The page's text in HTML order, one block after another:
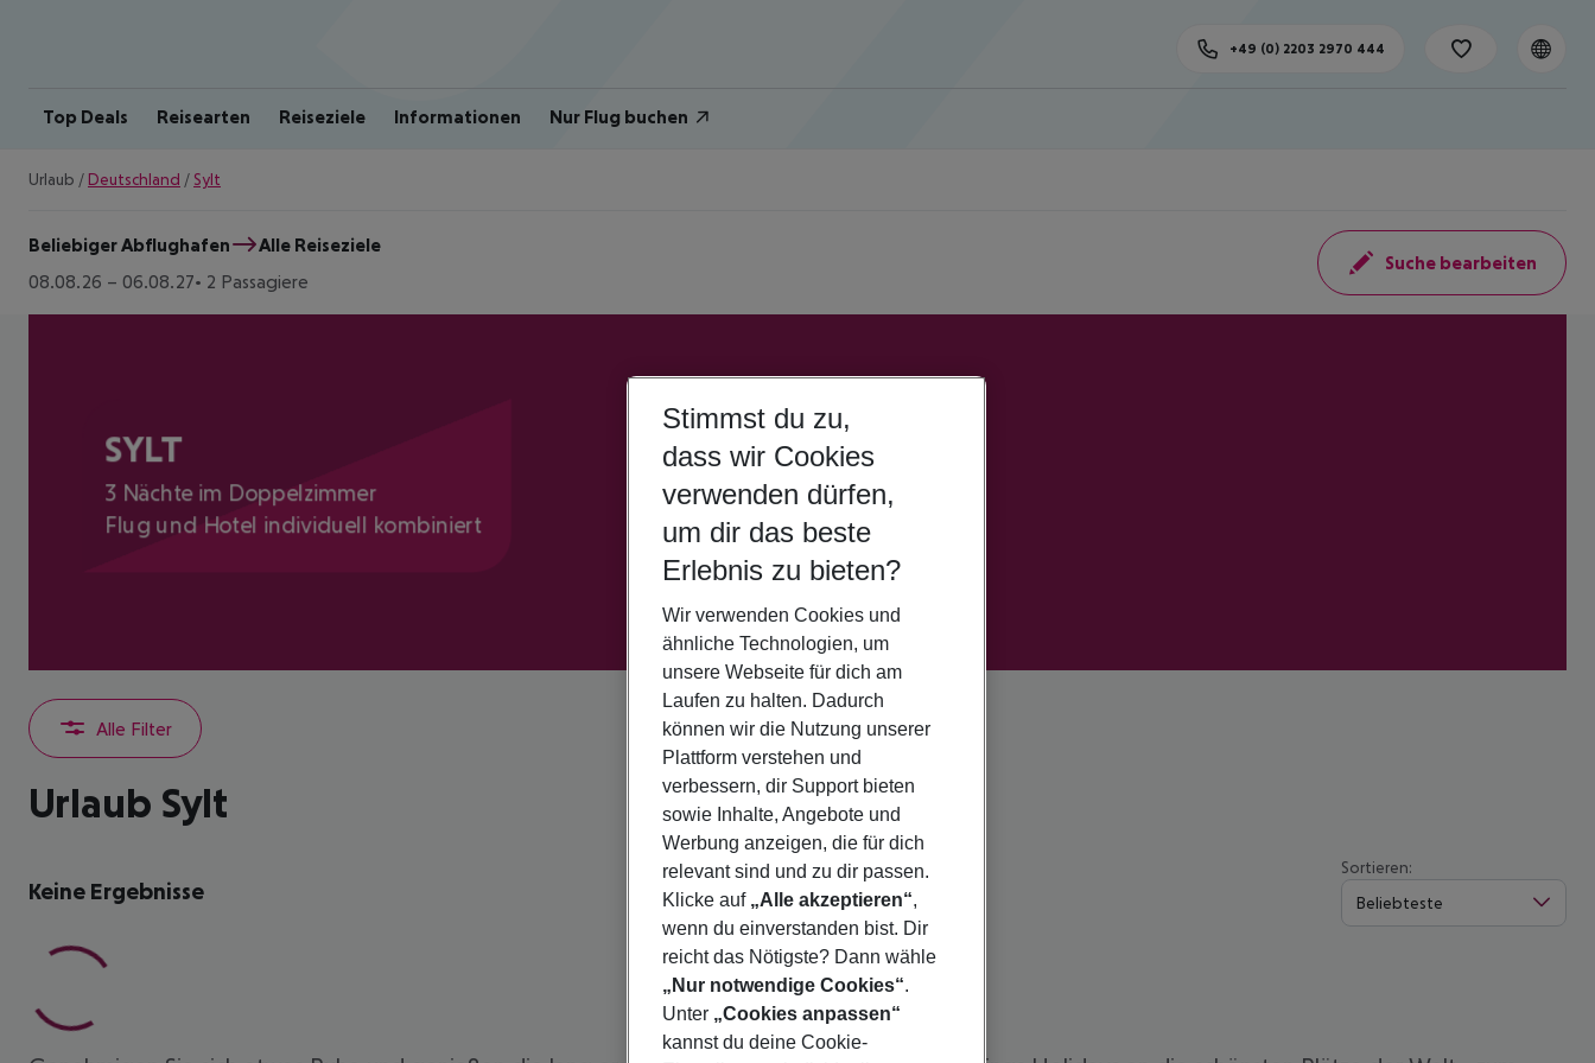
Top Deals Reisearten Reiseziele Informationen Nur Flug buchen
+49 (0) 2203 2970 444
Urlaub / Deutschland / Sylt
Beliebiger Abflughafen
Alle Reiseziele
08.08.26 – 06.08.27 2 Passagiere
Suche bearbeiten
SYLT
3 Nächte im Doppelzimmer
Flug und Hotel individuell kombiniert
Alle Filter
Urlaub Sylt
Keine Ergebnisse
Sortieren:
Beliebteste
Stimmst du zu,
dass wir Cookies
verwenden dürfen,
um dir das beste
Erlebnis zu bieten?
Wir verwenden Cookies und
ähnliche Technologien, um
unsere Webseite für dich am
Laufen zu halten. Dadurch
können wir die Nutzung unserer
Plattform verstehen und
verbessern, dir Support bieten
sowie Inhalte, Angebote und
Werbung anzeigen, die für dich
relevant sind und zu dir passen.
Klicke auf „Alle akzeptieren“,
wenn du einverstanden bist. Dir
reicht das Nötigste? Dann wähle
„Nur notwendige Cookies“.
Unter „Cookies anpassen“
kannst du deine Cookie-